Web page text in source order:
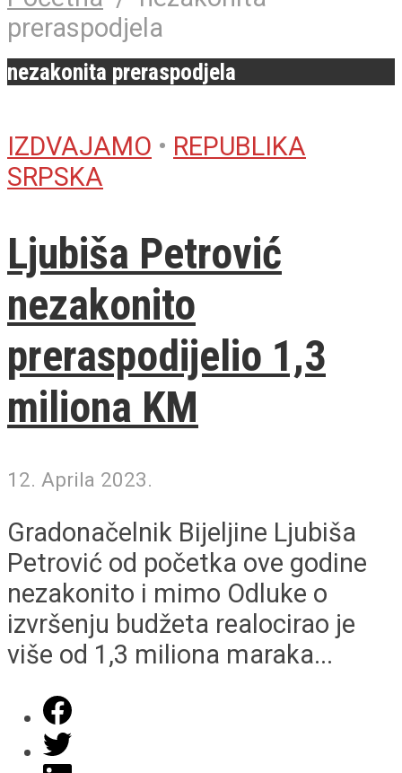
preraspodjela
nezakonita preraspodjela
IZDVAJAMO • REPUBLIKA
SRPSKA
Ljubiša Petrović
nezakonito
preraspodijelio 1,3
miliona KM
12. Aprila 2023.
Gradonačelnik Bijeljine Ljubiša
Petrović od početka ove godine
nezakonito i mimo Odluke o
izvršenju budžeta realocirao je
više od 1,3 miliona maraka...